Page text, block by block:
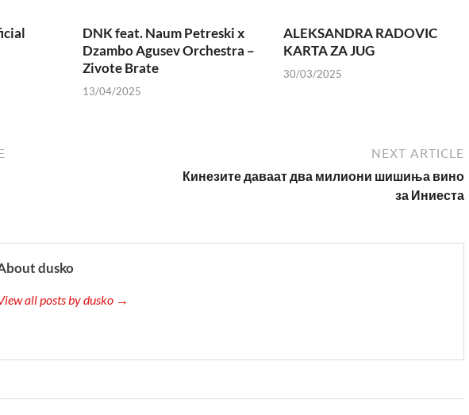
DNK feat. Naum Petreski х
Dzambo Agusev Orchestra –
Zivote Brate
13/04/2025
ALEKSANDRA RADOVIC
KARTA ZA JUG
30/03/2025
NEXT ARTICLE
Кинезите даваат два милиони шишиња вино
за Иниеста
dusko
all posts by dusko →